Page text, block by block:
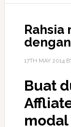
Rahsia
17TH MAY 2014
Buat
modal